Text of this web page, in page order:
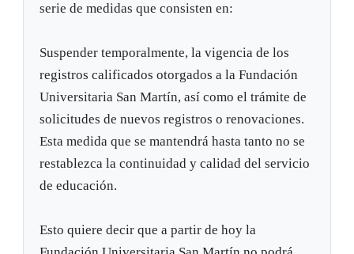
serie de medidas que consisten en:
Suspender temporalmente, la vigencia de los
registros calificados otorgados a la Fundación
Universitaria San Martín, así como el trámite de
solicitudes de nuevos registros o renovaciones.
Esta medida que se mantendrá hasta tanto no se
restablezca la continuidad y calidad del servicio
de educación.
Esto quiere decir que a partir de hoy la